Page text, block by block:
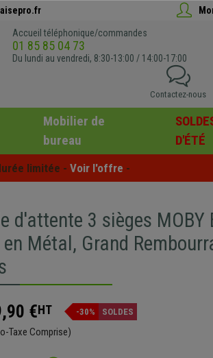
Accueil téléphonique/commandes
01 85 85 04 73
Du lundi au vendredi, 8:30-13:00 / 14:00-17:00
Contactez-nous
Mobilier de
bureau
D'ÉTÉ
limitée - Voir l'offre -
d'attente 3 sièges MOBY
Métal, Grand
€HT -30% SOLDES
Taxe Comprise)